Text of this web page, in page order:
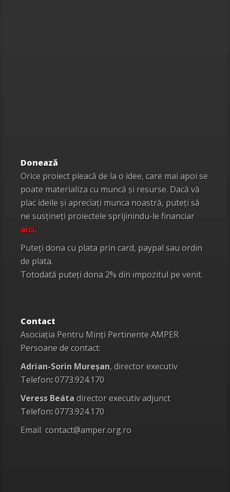
Donează
Orice proiect pleacă de la o idee, care mai apoi se
poate materializa cu muncă și resurse. Dacă vă
plac ideile și apreciați munca noastră, puteți să
ne susțineți proiectele sprijinindu-le financiar
aici.
Puteți dona cu plata prin card, paypal sau ordin
de plata.
Totodată puteți dona 2% din impozitul pe venit.
Contact
Asociația Pentru Minți Pertinente AMPER
Persoane de contact:
Adrian-Sorin Mureșan, director executiv
Telefon:0773.924.170
Veress Beátadirector executiv adjunct
Telefon:0773.924.170
Email:contact@amper.org.ro